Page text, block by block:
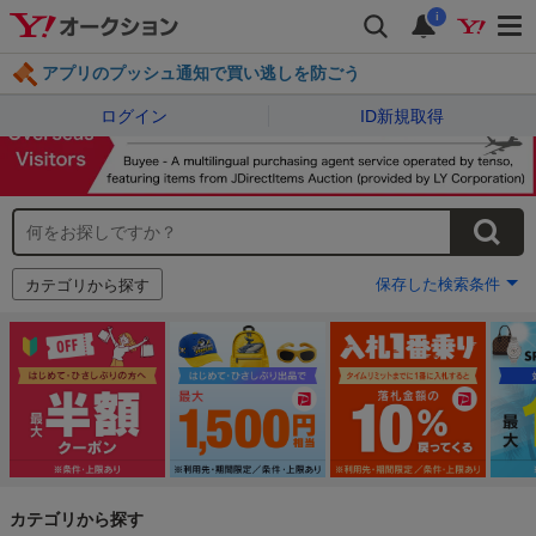
i
アプリのプッシュ通知で買い逃しを防ごう
ログイン ID新規取得
カテゴリから探す 保存した検索条件
カテゴリから探す